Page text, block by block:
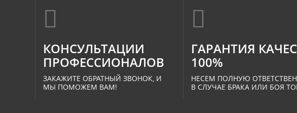
КОНСУЛЬТАЦИИ
ПРОФЕССИОНАЛОВ
ЗАКАЖИТЕ ОБРАТНЫЙ ЗВОНОК, И
МЫ ПОМОЖЕМ ВАМ!
ГАРАНТИЯ
100%
НЕСЕМ ПОЛНУЮ
В СЛУЧАЕ БРАКА ИЛИ БОЯ